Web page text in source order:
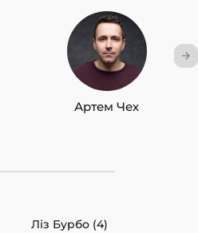
Артем Чех
Ліз Бурбо (4)